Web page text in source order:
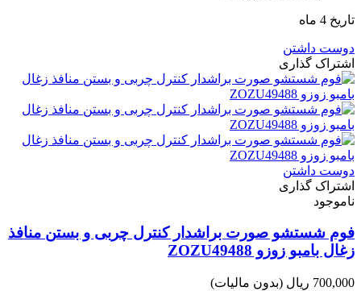
تاریخ 4 ماه
دوست داشتن
اشتراک گذاری
دوست داشتن
اشتراک گذاری
ناموجود
فوم شستشو صورت براشدار کنترل چربی و بستن منافذ
زغال بامبو زوزو ZOZU49488
700,000 ریال (بدون مالیات)